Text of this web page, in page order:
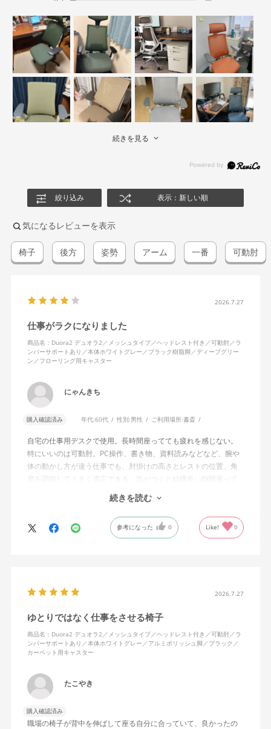
続きを見る
絞り込み 表示：新しい順
気になるレビューを表示
椅子 後方 姿勢 アーム 一番 可動肘
2026.7.27
仕事がラクになりました
商品名：Duora2 デュオラ2／メッシュタイプ／ヘッドレスト付き／可動肘／ラ
ンバーサポートあり／本体ホワイトグレー／ブラック樹脂脚／ディープグリー
ン／フローリング用キャスター
にゃんきち
購入確認済み 年代:60代 性別:男性 ご利用場所:書斎
自宅の仕事用デスクで使用。長時間座ってても疲れを感じない。
特にいいのは可動肘。PC操作、書き物、資料読みなどなど、腕や
体の動かし方が違う仕事でも、肘掛けの高さとレストの位置、角
度を調節してうまく適応できる。気がつくと結構長い時間座って
ランバーサポートは思ったよりやさしいサポート。従来使ってい
た骨盤サポートチェアよりも支える感じは緩やかだが、姿勢の崩
の夏の暑さを考えてメッシュを選んで正解。暑気が上がる2階の仕
ープグリーンも爽やかさを感じさせてGOOD。
シンプルで機能性の高いバランスのとれたチェア。背面とヘッド
レストにもたれかかるような使い方はまだあまりしていないが、
続きを読む
参考になった 0 Like! 0
2026.7.27
ゆとりではなく仕事をさせる椅子
商品名：Duora2 デュオラ2／メッシュタイプ／ヘッドレスト付き／可動肘／ラ
ンバーサポートあり／本体ホワイトグレー／アルミポリッシュ脚／ブラック／
カーペット用キャスター
たこやき
購入確認済み
職場の椅子が背中を伸ばして座る自分に合っていて、良かったの